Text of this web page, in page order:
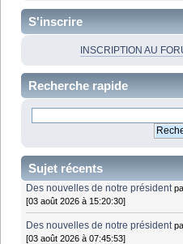
S'inscrire
INSCRIPTION AU
Recherche rapide
Sujet récents
Des nouvelles de notre président
[03 août 2026 à 15:20:30]
Des nouvelles de notre président
[03 août 2026 à 07:45:53]